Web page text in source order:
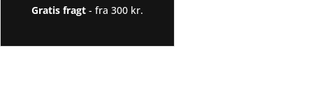
Gratis fragt - fra 300 kr.